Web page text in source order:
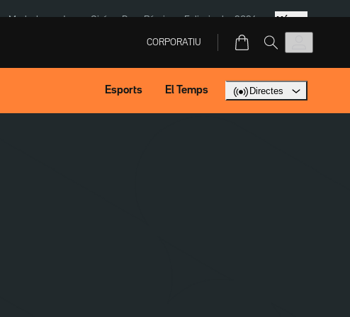
Marlaska Jaume Giró Dron Rússia Eclipsi solar 2026 Més
CORPORATIU
Esports El Temps Directes